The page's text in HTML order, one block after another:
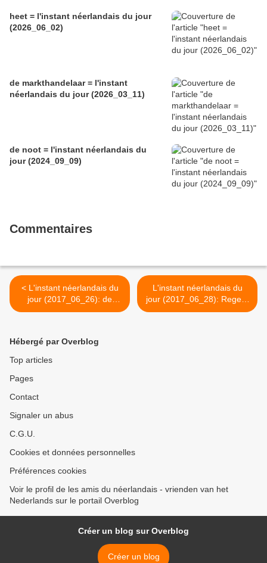
heet = l'instant néerlandais du jour
(2026_06_02)
de markthandelaar = l'instant
néerlandais du jour (2026_03_11)
de noot = l'instant néerlandais du
jour (2024_09_09)
Commentaires
< L'instant néerlandais du
jour (2017_06_26): de
vakantie
L'instant néerlandais du
jour (2017_06_28): Regent
het vandaag in Rijsel >
Hébergé par Overblog
Top articles
Pages
Contact
Signaler un abus
C.G.U.
Cookies et données personnelles
Préférences cookies
Voir le profil de les amis du néerlandais - vrienden van het
Nederlands sur le portail Overblog
Créer un blog sur Overblog
Créer un blog